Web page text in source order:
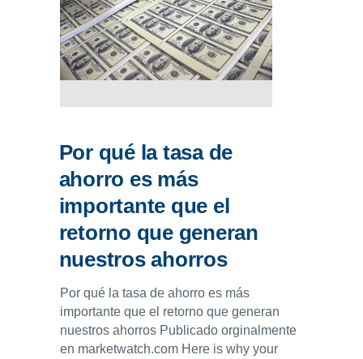
PUBLICACIONES
EF
ENLACES
Por qué la tasa de
ahorro es más
importante que el
retorno que generan
nuestros ahorros
Por qué la tasa de ahorro es más
importante que el retorno que generan
nuestros ahorros Publicado orginalmente
en marketwatch.com Here is why your